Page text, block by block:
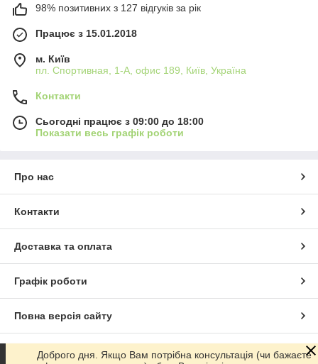
98% позитивних з 127 відгуків за рік
Працює з 15.01.2018
м. Київ
пл. Спортивная, 1-А, офис 189, Київ, Україна
Контакти
Сьогодні працює з 09:00 до 18:00
Показати весь графік роботи
Про нас
Контакти
Доставка та оплата
Графік роботи
Повна версія сайту
Сайт створено на маркетплейсіProm.ua
Доброго дня. Якщо Вам потрібна консультація (чи бажаєте